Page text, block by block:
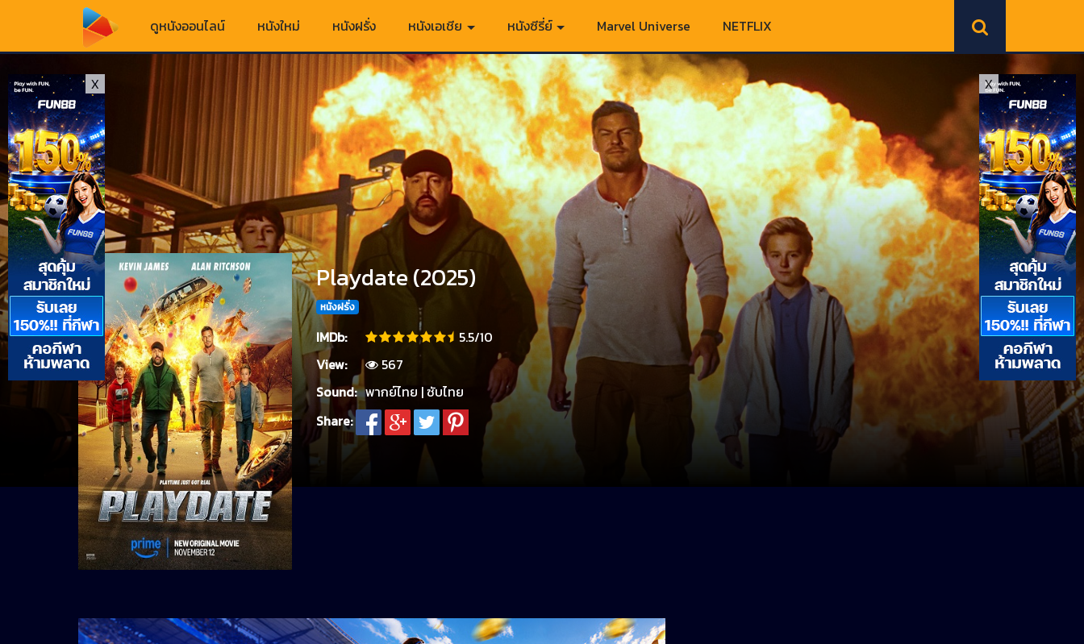
ดูหนังออนไลน์ หนังใหม่ หนังฝรั่ง หนังเอเชีย หนังซีรี่ย์ Marvel Universe NETFLIX
Playdate (2025)
หนังฝรั่ง
IMDb:
5.5/10
View:
567
Sound: พากย์ไทย | ซับไทย
Share:
X X